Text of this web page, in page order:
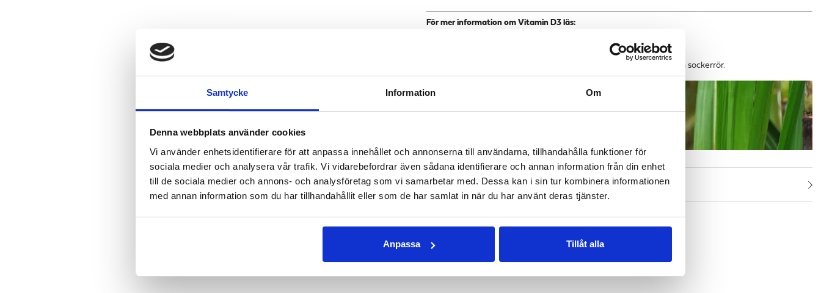
Samtycke Information Om
Denna webbplats använder cookies
Vi använder enhetsidentifierare för att anpassa innehållet och annonserna till användarna, tillhandahålla funktioner för
sociala medier och analysera vår trafik. Vi vidarebefordrar även sådana identifierare och annan information från din enhet
till de sociala medier och annons- och analysföretag som vi samarbetar med. Dessa kan i sin tur kombinera informationen
med annan information som du har tillhandahållit eller som de har samlat in när du har använt deras tjänster.
Anpassa Tillåt alla
För mer information om Vitamin D3 läs:
Miljövänlig BIO-burk. Tillverkad av restprodukter från sockerrör.
NÄRINGSVÄRDEN